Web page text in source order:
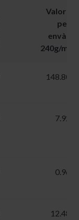
Valors
per
envàs
240g/ml
148.80
7.92
0.96
12.48